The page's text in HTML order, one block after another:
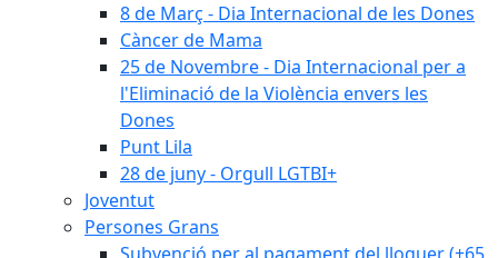
8 de Març - Dia Internacional de les Dones
Càncer de Mama
25 de Novembre - Dia Internacional per a
l'Eliminació de la Violència envers les
Dones
Punt Lila
28 de juny - Orgull LGTBI+
Joventut
Persones Grans